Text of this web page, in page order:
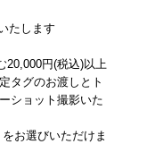
たします
円(税込)以上
タグのお渡しとト
ショット撮影いた
お選びいただけま